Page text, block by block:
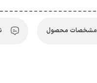
مشخصات محصول